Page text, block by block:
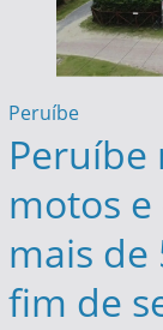
Peruíbe
Peruíbe
motos
mais de
fim de